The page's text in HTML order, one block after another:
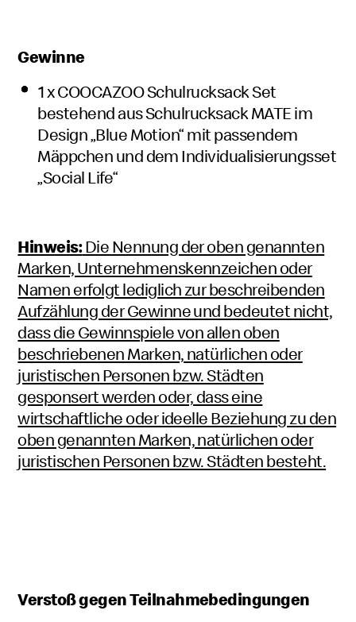
Gewinne
1 x COOCAZOO Schulrucksack Set
bestehend aus Schulrucksack MATE im
Design „Blue Motion“ mit passendem
Mäppchen und dem Individualisierungsset
„Social Life“
Hinweis:Die Nennung der oben genannten
Marken, Unternehmenskennzeichen oder
Namen erfolgt lediglich zur beschreibenden
Aufzählung der Gewinne und bedeutet nicht,
dass die Gewinnspiele von allen oben
beschriebenen Marken, natürlichen oder
juristischen Personen bzw. Städten
gesponsert werden oder, dass eine
wirtschaftliche oder ideelle Beziehung zu den
oben genannten Marken, natürlichen oder
juristischen Personen bzw. Städten besteht.
Verstoß gegen Teilnahmebedingungen